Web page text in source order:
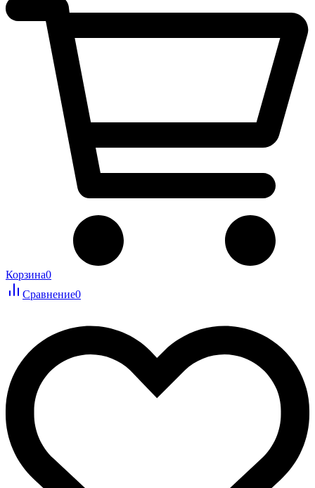
Корзина0
Сравнение0